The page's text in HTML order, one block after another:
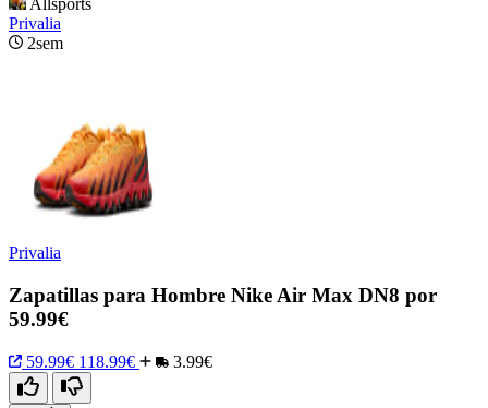
Allsports
Privalia
2sem
Privalia
Zapatillas para Hombre Nike Air Max DN8 por
59.99€
59.99€ 118.99€ 3.99€